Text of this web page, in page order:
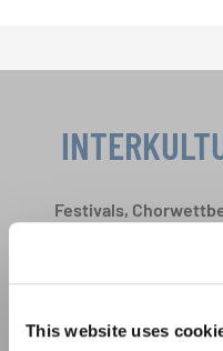
This website uses
ändern.
Festivals,
kostenlosen